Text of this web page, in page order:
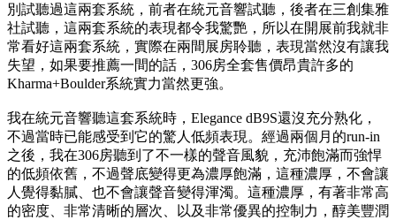
別試聽過這兩套系統，前者在統元音響試聽，後者在三創集雅
社試聽，這兩套系統的表現都令我驚艷，所以在開展前我就非
常看好這兩套系統，實際在兩間展房聆聽，表現當然沒有讓我
失望，如果要推薦一間的話，306房全套售價昂貴許多的
Kharma+Boulder系統實力當然更強。
我在統元音響聽這套系統時，Elegance dB9S還沒充分熟化，
不過當時已能感受到它的驚人低頻表現。經過兩個月的run-in
之後，我在306房聽到了不一樣的聲音風貌，充沛飽滿而強悍
的低頻依舊，不過聲底變得更為濃厚飽滿，這種濃厚，不會讓
人覺得黏膩、也不會讓聲音變得渾濁。這種濃厚，有著非常高
的密度、非常清晰的層次、以及非常優異的控制力，醇美豐潤